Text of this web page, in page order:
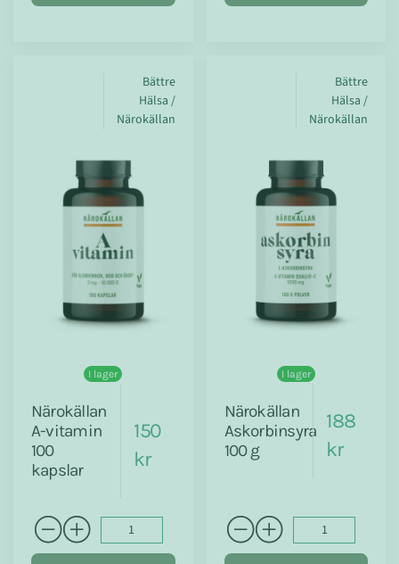
Bättre
Hälsa /
Närokällan
I lager
Närokällan
A-vitamin
100
kapslar
150
kr
Bättre
Hälsa /
Närokällan
I lager
Närokällan
Askorbinsyra
100 g
188
kr